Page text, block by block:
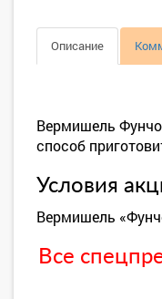
Описание
Вермишель
способ
Условия
Вермишель
Все